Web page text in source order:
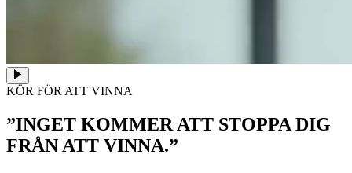
KÖR FÖR ATT VINNA
”INGET KOMMER ATT STOPPA DIG
FRÅN ATT VINNA.”